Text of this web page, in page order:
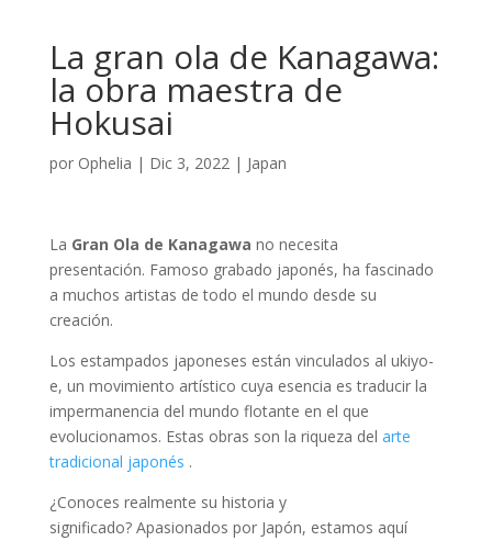
La gran ola de Kanagawa:
la obra maestra de
Hokusai
por Ophelia | Dic 3, 2022| Japan
La Gran Ola de Kanagawa no necesita
presentación. Famoso grabado japonés, ha fascinado
a muchos artistas de todo el mundo desde su
creación.
Los estampados japoneses están vinculados al ukiyo-
e, un movimiento artístico cuya esencia es traducir la
impermanencia del mundo flotante en el que
evolucionamos. Estas obras son la riqueza del arte
tradicional japonés .
¿Conoces realmente su historia y
significado? Apasionados por Japón, estamos aquí